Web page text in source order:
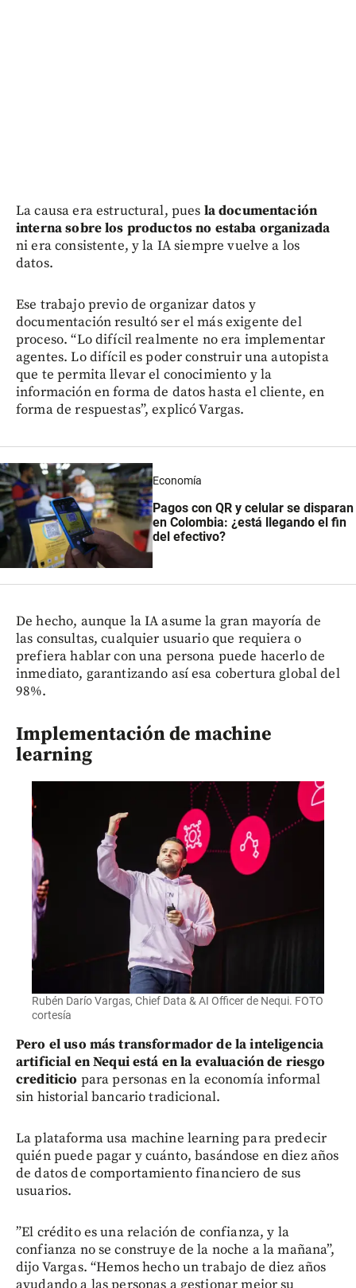
La causa era estructural, pues la documentación
interna sobre los productos no estaba organizada
ni era consistente, y la IA siempre vuelve a los
datos.
Ese trabajo previo de organizar datos y
documentación resultó ser el más exigente del
proceso. “Lo difícil realmente no era implementar
agentes. Lo difícil es poder construir una autopista
que te permita llevar el conocimiento y la
información en forma de datos hasta el cliente, en
forma de respuestas”, explicó Vargas.
Economía
Pagos con QR y celular se disparan
en Colombia: ¿está llegando el fin
del efectivo?
De hecho, aunque la IA asume la gran mayoría de
las consultas, cualquier usuario que requiera o
prefiera hablar con una persona puede hacerlo de
inmediato, garantizando así esa cobertura global del
98%.
Implementación de machine
learning
Rubén Darío Vargas, Chief Data & AI Officer de Nequi. FOTO
cortesía
Pero el uso más transformador de la inteligencia
artificial en Nequi está en la evaluación de riesgo
crediticio para personas en la economía informal
sin historial bancario tradicional.
La plataforma usa machine learning para predecir
quién puede pagar y cuánto, basándose en diez años
de datos de comportamiento financiero de sus
usuarios.
”El crédito es una relación de confianza, y la
confianza no se construye de la noche a la mañana”,
dijo Vargas. “Hemos hecho un trabajo de diez años